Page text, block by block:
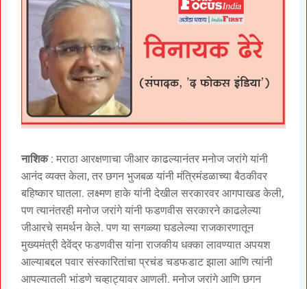
नाशिक: मराठा आरक्षणाचा जीआर काढल्यानंतर मनोज जरांगे यांनी
आनंद व्यक्त केला, तर छगन भुजबळ यांनी मंत्रिमंडळाच्या बैठकीवर
बहिष्कार घातला. लक्ष्मण हाके यांनी देखील सरकारवर आगपाखड केली,
पण त्यानंतरही मनोज जरांगे यांनी फडणवीस सरकारने काढलेल्या
जीआरचे समर्थन केले. पण या सगळ्या घडलेल्या राजकारणातून
मुख्यमंत्री देवेंद्र फडणवीस यांना राजकीय धक्का लावण्यात अपयश
आल्याबद्दल पवार संस्कारितांचा प्रचंड चडफडाट झाला आणि त्यांनी
आपल्यातली भांडणे चव्हाट्यावर आणली. मनोज जरांगे आणि छगन